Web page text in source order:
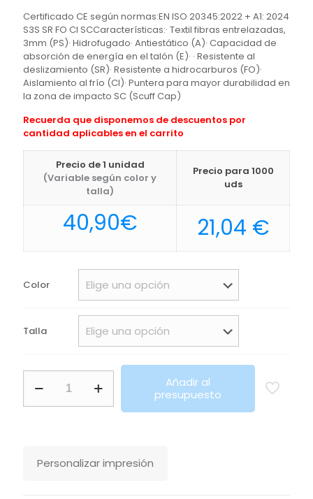
Certificado CE según normas:EN ISO 20345:2022 + A1: 2024
S3S SR FO CI SCCaracterísticas:· Textil fibras entrelazadas,
3mm (PS)· Hidrofugado· Antiestático (A)· Capacidad de
absorción de energía en el talón (E)· · Resistente al
deslizamiento (SR)· Resistente a hidrocarburos (FO)·
Aislamiento al frío (CI)· Puntera para mayor durabilidad en
la zona de impacto SC (Scuff Cap)
Recuerda que disponemos de descuentos por
cantidad aplicables en el carrito
Precio de 1 unidad
(Variable según color y
talla)
Precio para 1000
uds
40,90€ 21,04 €
Color
Talla
Iron
Añadir al
presupuesto
Personalizar impresión